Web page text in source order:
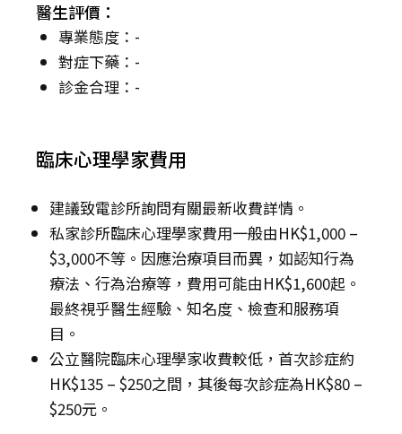
醫生評價：
專業態度：-
對症下藥：-
診金合理：-
臨床心理學家費用
建議致電診所詢問有關最新收費詳情。
私家診所臨床心理學家費用一般由HK$1,000 –
$3,000不等。因應治療項目而異，如認知行為
療法、行為治療等，費用可能由HK$1,600起。
最終視乎醫生經驗、知名度、檢查和服務項
目。
公立醫院臨床心理學家收費較低，首次診症約
HK$135 – $250之間，其後每次診症為HK$80 –
$250元。